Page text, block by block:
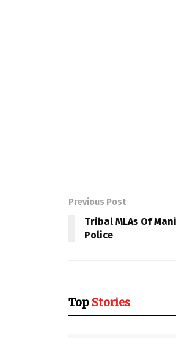
Previous Post
Tribal MLAs Of
Police
Top Stories